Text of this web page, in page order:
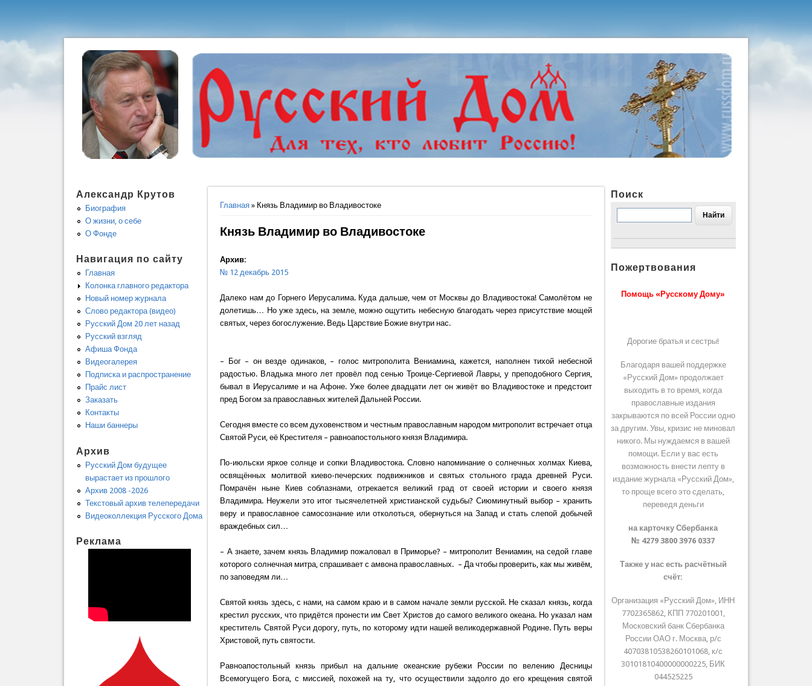
Вы здесь
Главная » Князь Владимир во Владивостоке
Князь Владимир во Владивостоке
Архив:
№ 12 декабрь 2015
Далеко нам до Горнего Иерусалима. Куда дальше, чем от Москвы до Владивостока! Самолётом не
долетишь… Но уже здесь, на земле, можно ощутить небесную благодать через присутствие мощей
святых, через богослужение. Ведь Царствие Божие внутри нас.
– Бог – он везде одинаков, – голос митрополита Вениамина, кажется, наполнен тихой небесной
радостью. Владыка много лет провёл под сенью Троице-Сергиевой Лавры, у преподобного Сергия,
бывал в Иерусалиме и на Афоне. Уже более двадцати лет он живёт во Владивостоке и предстоит
пред Богом за православных жителей Дальней России.
Сегодня вместе со всем духовенством и честным православным народом митрополит встречает отца
Святой Руси, её Крестителя – равноапостольного князя Владимира.
По-июльски яркое солнце и сопки Владивостока. Словно напоминание о солнечных холмах Киева,
освящённых молитвой киево-печерских подвижников и святых стольного града древней Руси.
Помрачён ныне Киев соблазнами, отрекается великий град от своей истории и своего князя
Владимира. Неужели это итог тысячелетней христианской судьбы? Сиюминутный выбор – хранить
веру и православное самосознание или отколоться, обернуться на Запад и стать слепой добычей
враждебных сил…
– А знаете, зачем князь Владимир пожаловал в Приморье? – митрополит Вениамин, на седой главе
которого солнечная митра, спрашивает с амвона православных. – Да чтобы проверить, как мы живём,
по заповедям ли…
Святой князь здесь, с нами, на самом краю и в самом начале земли русской. Не сказал князь, когда
крестил русских, что придётся пронести им Свет Христов до самого великого океана. Но указал нам
креститель Святой Руси дорогу, путь, по которому идти нашей великодержавной Родине. Путь веры
Христовой, путь святости.
Равноапостольный князь прибыл на дальние океанские рубежи России по велению Десницы
Всемогущего Бога, с миссией, похожей на ту, что осуществили задолго до его крещения святой
Александр Крутов
Биография
О жизни, о себе
О Фонде
Навигация по сайту
Главная
Колонка главного редактора
Новый номер журнала
Слово редактора (видео)
Русский Дом 20 лет назад
Русский взгляд
Афиша Фонда
Видеогалерея
Подписка и распространение
Прайс лист
Заказать
Контакты
Наши баннеры
Архив
Русский Дом будущее
вырастает из прошлого
Архив 2008 -2026
Текстовый архив телепередачи
Видеоколлекция Русского Дома
Реклама
Поиск
Пожертвования
Помощь «Русскому Дому»
Дорогие братья и сестры!
Благодаря вашей поддержке
«Русский Дом» продолжает
выходить в то время, когда
православные издания
закрываются по всей России одно
за другим. Увы, кризис не миновал
никого. Мы нуждаемся в вашей
помощи. Если у вас есть
возможность внести лепту в
издание журнала «Русский Дом»,
то проще всего это сделать,
переведя деньги
на карточку Сбербанка
№ 4279 3800 3976 0337
Также у нас есть расчётный
счёт:
Организация «Русский Дом», ИНН
7702365862, КПП 770201001,
Московский банк Сбербанка
России ОАО г. Москва, р/с
40703810538260101068, к/с
30101810400000000225, БИК
044525225